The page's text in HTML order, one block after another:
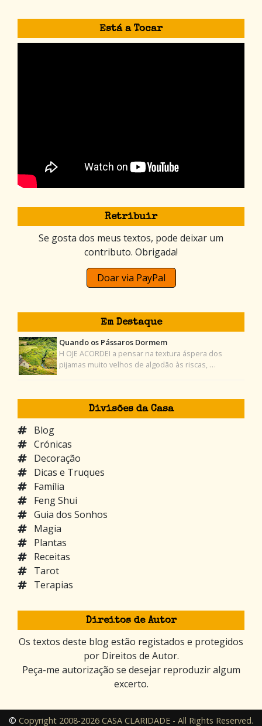
Está a Tocar
Retribuir
Se gosta dos meus textos, pode deixar um
contributo. Obrigada!
Doar via PayPal
Em Destaque
Quando os Pássaros Dormem
H OJE ACORDEI a pensar na textura áspera dos
pijamas muito velhos de algodão às riscas, …
Divisões da Casa
Blog
Crónicas
Decoração
Dicas e Truques
Família
Feng Shui
Guia dos Sonhos
Magia
Plantas
Receitas
Tarot
Terapias
Direitos de Autor
Os textos deste blog estão registados e protegidos
por Direitos de Autor.
Peça-me autorização se desejar reproduzir algum
excerto.
© Copyright 2008-2026 CASA CLARIDADE - All Rights Reserved.